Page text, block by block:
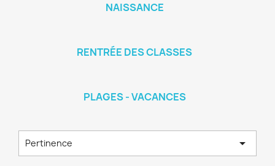
NAISSANCE
RENTRÉE DES CLASSES
PLAGES - VACANCES
Pertinence 